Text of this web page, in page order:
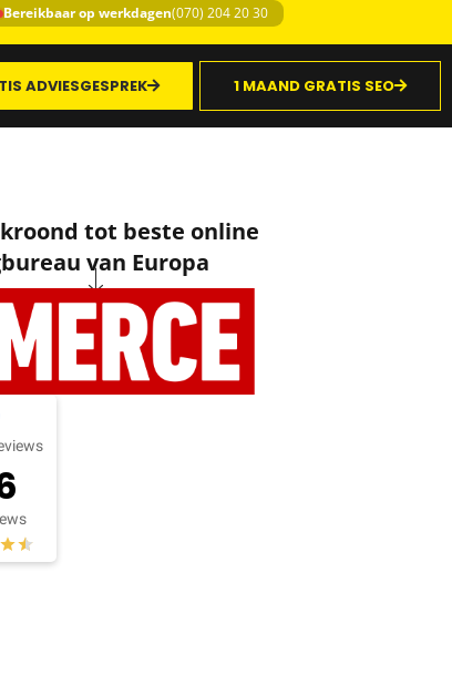
Bereikbaar op werkdagen(070) 204 20 30
ADVIESGESPREK 1 MAAND GRATIS SEO
tot beste online
van Europa